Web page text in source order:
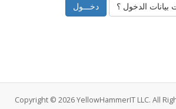
بيانات الدخول ؟
Copyright © 2026 YellowHammerIT LLC. All